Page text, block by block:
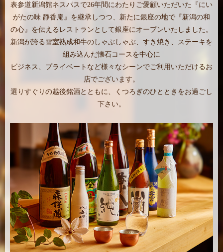
表参道新潟館ネスパスで26年間にわたりご愛顧いただいた『にい
がたの味 静香庵』を継承しつつ、新たに銀座の地で『新潟の和
の心』を伝えるレストランとして銀座にオープンいたしました。
新潟が誇る雪室熟成和牛のしゃぶしゃぶ、すき焼き、ステーキを
組み込んだ懐石コースを中心に
ビジネス、プライベートなど様々なシーンでご利用いただけるお
店でございます。
選りすぐりの越後銘酒とともに、くつろぎのひとときをお過ごし
下さい。